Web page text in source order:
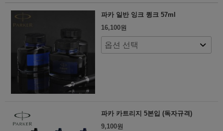
파카 일반 잉크 큉크 57ml
16,100원
파카 카트리지 5본입 (독자규격)
9,100원